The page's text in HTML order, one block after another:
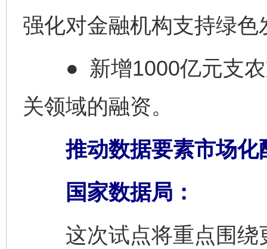
强化对金融机构支持绿色
● 新增1000亿元支农
关领域的融资。
推动数据要素市场化
国家数据局：
这次试点将重点围绕